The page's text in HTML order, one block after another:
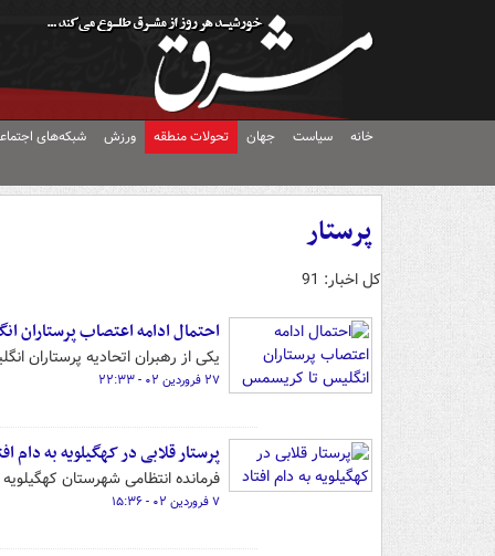
خانه سیاست جهان تحولات منطقه ورزش شبکه‌های
پرستار
کل اخبار: 91
احتمال ادامه اعتصاب پرستاران
یکی از رهبران اتحادیه
۲۷ فروردین ۰۲ - ۲۲:۳۳
پرستار قلابی در کهگیلویه به دام
فرمانده انتظامی شهرستان
۷ فروردین ۰۲ - ۱۵:۳۶